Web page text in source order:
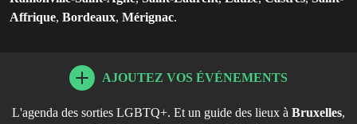
Affrique, Bordeaux, Mérignac.
AJOUTEZ VOS ÉVÉNEMENTS
L'agenda des sorties LGBTQ+. Et un guide des lieux à Bruxelles,